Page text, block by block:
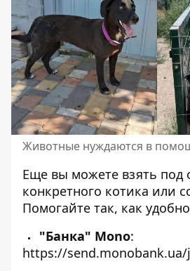
Животные нуждаются в
Еще вы можете взять под
конкретного котика или
Помогайте так, как
"Банка" Mono:
https://send.monobank.ua/